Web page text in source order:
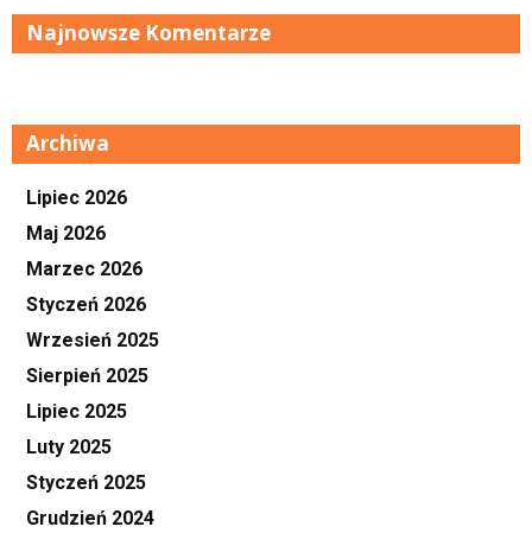
Najnowsze Komentarze
Archiwa
Lipiec 2026
Maj 2026
Marzec 2026
Styczeń 2026
Wrzesień 2025
Sierpień 2025
Lipiec 2025
Luty 2025
Styczeń 2025
Grudzień 2024